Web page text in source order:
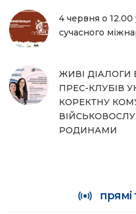
4 червня о 12.00
сучасного
ЖИВІ ДІАЛОГИ
ПРЕС-КЛУБІВ
КОРЕКТНУ
РОДИНАМИ
прямі